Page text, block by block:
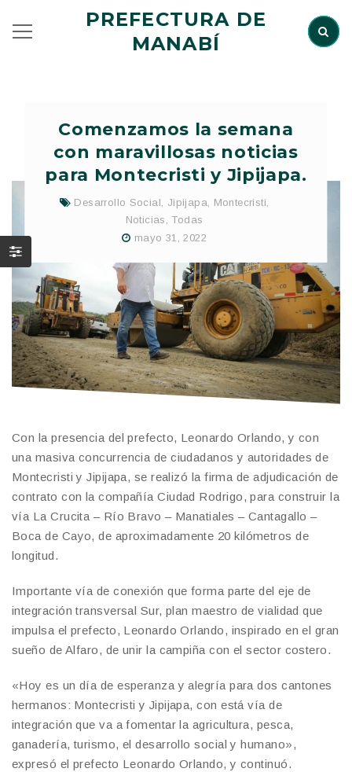
PREFECTURA DE
MANABÍ
Comenzamos la semana
con maravillosas noticias
para Montecristi y Jipijapa.
Desarrollo Social, Jipijapa, Montecristi,
Noticias , Todas
mayo 31, 2022
Con la presencia del prefecto, Leonardo Orlando, y con
una masiva concurrencia de ciudadanos y autoridades de
Montecristi y Jipijapa, se realizó la firma de adjudicación de
contrato con la compañía Ciudad Rodrigo, para construir la
vía La Crucita – Río Bravo – Manatiales – Cantagallo –
Boca de Cayo, de aproximadamente 20 kilómetros de
longitud.
Importante vía de conexión que forma parte del eje de
integración transversal Sur, plan maestro de vialidad que
impulsa el prefecto, Leonardo Orlando, inspirado en el gran
sueño de Alfaro, de unir la campiña con el sector costero.
«Hoy es un día de esperanza y alegría para dos cantones
hermanos: Montecristi y Jipijapa, con está vía de
integración que va a fomentar la agricultura, pesca,
ganadería, turismo, el desarrollo social y humano»,
expresó el prefecto Leonardo Orlando, y continuó.